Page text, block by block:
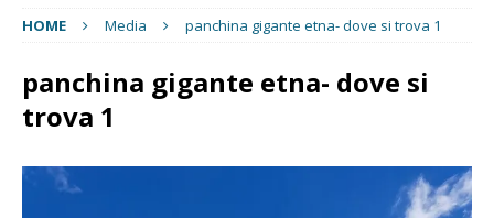
HOME Media panchina gigante etna- dove si trova 1
panchina gigante etna- dove si
trova 1